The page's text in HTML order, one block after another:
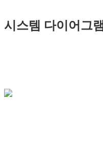
시스템 다이어그램